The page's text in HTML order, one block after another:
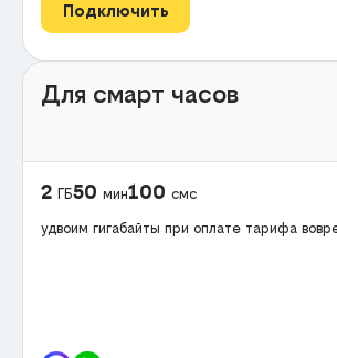
Подключить
Для смарт часов
2 ГБ50 мин100 смс
удвоим гигабайты при оплате тарифа